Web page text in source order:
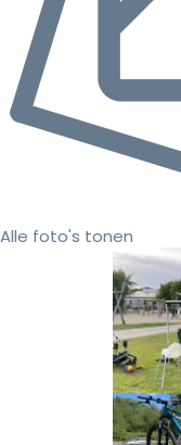
Alle foto's tonen